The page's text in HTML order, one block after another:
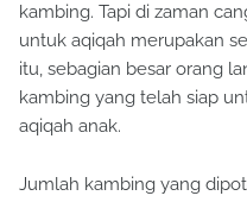
untuk aqiqah merupakan
itu, sebagian besar orang
kambing yang telah siap
aqiqah anak.
antara anak perempuan